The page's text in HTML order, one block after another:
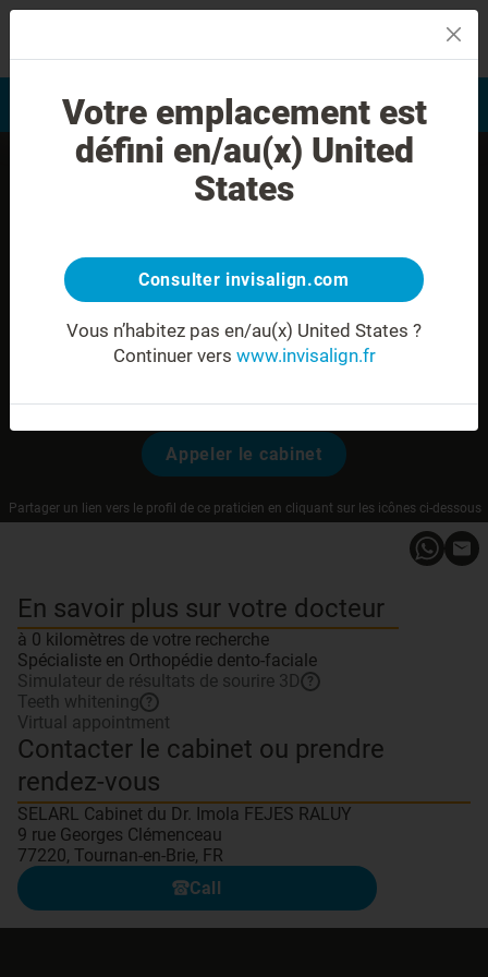
Evaluation du sourire Trouver un praticien
Appeler le cabinet
Partager un lien vers le profil de ce praticien en cliquant sur les icônes ci-dessous
En savoir plus sur votre docteur
à 0 kilomètres de votre recherche
Spécialiste en Orthopédie dento-faciale
Simulateur de résultats de sourire 3D
?
Teeth whitening ?
Virtual appointment
Contacter le cabinet ou prendre
rendez-vous
SELARL Cabinet du Dr. Imola FEJES RALUY
9 rue Georges Clémenceau
77220, Tournan-en-Brie, FR
Call
Votre emplacement est
défini en/au(x) United
States
Consulter invisalign.com
Vous n’habitez pas en/au(x) United States ?
Continuer vers www.invisalign.fr